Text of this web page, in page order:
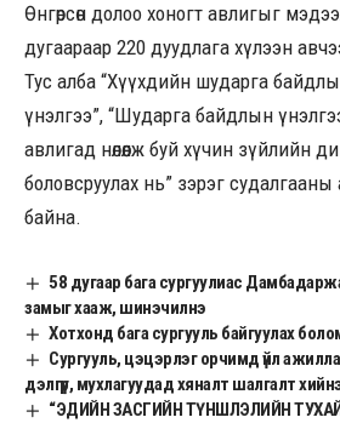
Өнгөрсөн долоо хоногт авлигыг
дугаараар 220 дуудлага хүлээн
Тус алба “Хүүхдийн шударга
үнэлгээ”, “Шударга байдлын
авлигад нөлөөлж буй хүчин зүйлийн
боловсруулах нь” зэрэг
байна.
58 дугаар бага сургуулиас
замыг хааж, шинэчилнэ
Хотхонд бага сургууль байгуулах
Сургууль, цэцэрлэг орчимд үйл
дэлгүүр, мухлагуудад хяналт шалгалт
“ЭДИЙН ЗАСГИЙН ТҮНШЛЭЛИЙН